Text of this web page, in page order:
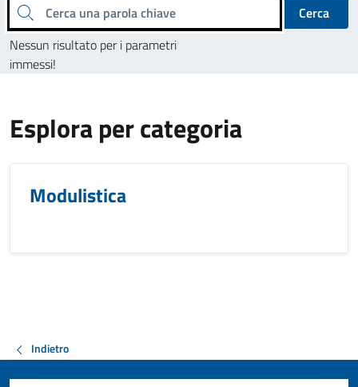
Cerca una parola chiave
Cerca
Nessun risultato per i parametri
immessi!
Esplora per categoria
Modulistica
Indietro